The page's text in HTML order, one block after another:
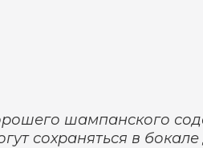
шампанского
сохраняться в бокале